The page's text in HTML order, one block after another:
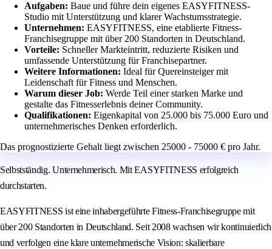
Aufgaben: Baue und führe dein eigenes EASYFITNESS-
Studio mit Unterstützung und klarer Wachstumsstrategie.
Unternehmen: EASYFITNESS, eine etablierte Fitness-
Franchisegruppe mit über 200 Standorten in Deutschland.
Vorteile: Schneller Markteintritt, reduzierte Risiken und
umfassende Unterstützung für Franchisepartner.
Weitere Informationen: Ideal für Quereinsteiger mit
Leidenschaft für Fitness und Menschen.
Warum dieser Job: Werde Teil einer starken Marke und
gestalte das Fitnesserlebnis deiner Community.
Qualifikationen: Eigenkapital von 25.000 bis 75.000 Euro und
unternehmerisches Denken erforderlich.
Das prognostizierte Gehalt liegt zwischen 25000 - 75000 € pro Jahr.
Selbstständig. Unternehmerisch. Mit EASYFITNESS erfolgreich
durchstarten.
EASYFITNESS ist eine inhabergeführte Fitness-Franchisegruppe mit
über 200 Standorten in Deutschland. Seit 2008 wachsen wir kontinuierlich
und verfolgen eine klare unternehmerische Vision: skalierbare